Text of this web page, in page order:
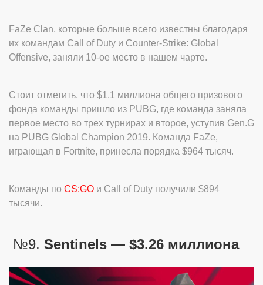
FaZe Clan, которые больше всего известны благодаря
их командам Call of Duty и Counter-Strike: Global
Offensive, заняли 10-ое место в нашем чарте.
Стоит отметить, что $1.1 миллиона общего призового
фонда команды пришло из PUBG, где команда заняла
первое место во трех турнирах и второе, уступив Gen.G
на PUBG Global Champion 2019. Команда FaZe,
играющая в Fortnite, принесла порядка $964 тысяч.
Команды по CS:GO и Call of Duty получили $894
тысячи.
№9. Sentinels — $3.26 миллиона